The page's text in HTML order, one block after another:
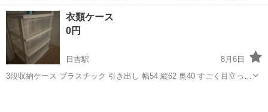
収納です。引出しの深さがそれぞれ違うので、大きさの違う衣服を用
途別に収納することができます。浅い引出しには、仕切り板が2枚つい
ています。台輪式で、商品下にほこ...
神奈川 川崎市 二子新地駅
衣類ケース
0円
日吉駅
8月6日
3段収納ケース プラスチック 引き出し 幅54 縦62 奥40 すごく目立った